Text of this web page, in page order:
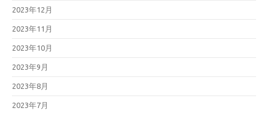
2023年12月
2023年11月
2023年10月
2023年9月
2023年8月
2023年7月